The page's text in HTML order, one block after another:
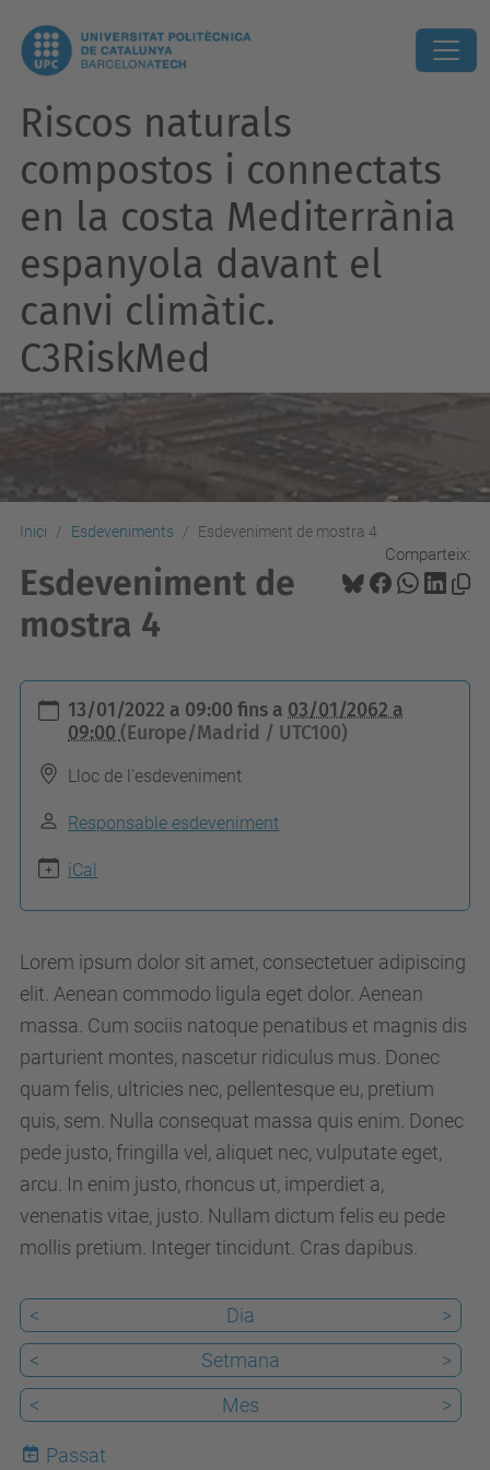
Riscos naturals
compostos i connectats
en la costa Mediterrània
espanyola davant el
canvi climàtic.
C3RiskMed
Inici Esdeveniments Esdeveniment de mostra 4
Comparteix:
Esdeveniment de
mostra 4
/
s
k
m
e
p
c
e
d
u
13/01/2022 a 09:00fins a 03/01/2062 a
09:00(Europe/Madrid / UTC100)
Lloc de l'esdeveniment
Responsable esdeveniment
iCal
Lorem ipsum dolor sit amet, consectetuer adipiscing
elit. Aenean commodo ligula eget dolor. Aenean
massa. Cum sociis natoque penatibus et magnis dis
parturient montes, nascetur ridiculus mus. Donec
quam felis, ultricies nec, pellentesque eu, pretium
quis, sem. Nulla consequat massa quis enim. Donec
pede justo, fringilla vel, aliquet nec, vulputate eget,
arcu. In enim justo, rhoncus ut, imperdiet a,
venenatis vitae, justo. Nullam dictum felis eu pede
mollis pretium. Integer tincidunt. Cras dapibus.
< Dia
>
<
Setmana
>
<
Mes >
Passat